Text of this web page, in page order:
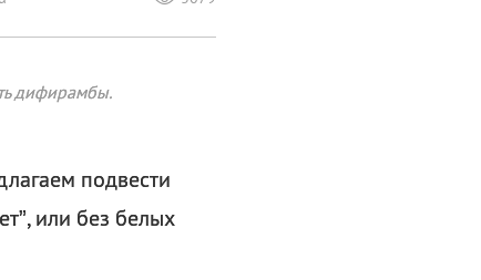
дифирамбы.
подвести
или без белых